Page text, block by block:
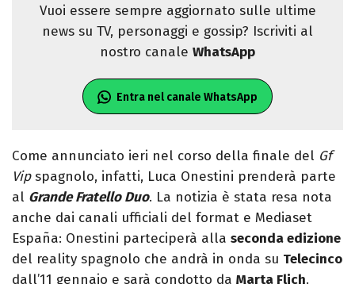
Vuoi essere sempre aggiornato sulle ultime
news su TV, personaggi e gossip? Iscriviti al
nostro canale WhatsApp
Entra nel canale WhatsApp
Come annunciato ieri nel corso della finale del Gf
Vipspagnolo, infatti, Luca Onestini prenderà parte
al Grande Fratello Duo. La notizia è stata resa nota
anche dai canali ufficiali del format e Mediaset
España: Onestini parteciperà alla seconda edizione
del reality spagnolo che andrà in onda su Telecinco
dall’11 gennaio e sarà condotto da Marta Flich.